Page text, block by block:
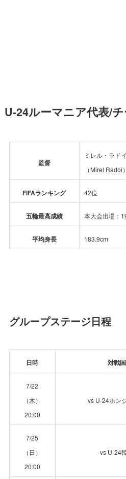
U-24ルーマニア代表/
監督
ミレル・ラドイ
（Mirel Radoi）
FIFAランキング 42位
五輪最高成績 本大会出場：
平均身長 183.9cm
グループステージ日程
日時 対戦国
7/22
（木）
20:00
vs U-24ホン
7/25
（日）
20:00
vs U-24